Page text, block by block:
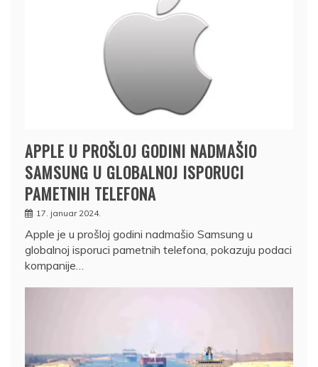
APPLE U PROŠLOJ GODINI NADMAŠIO
SAMSUNG U GLOBALNOJ ISPORUCI
PAMETNIH TELEFONA
17. januar 2024.
Apple je u prošloj godini nadmašio Samsung u
globalnoj isporuci pametnih telefona, pokazuju podaci
kompanije…